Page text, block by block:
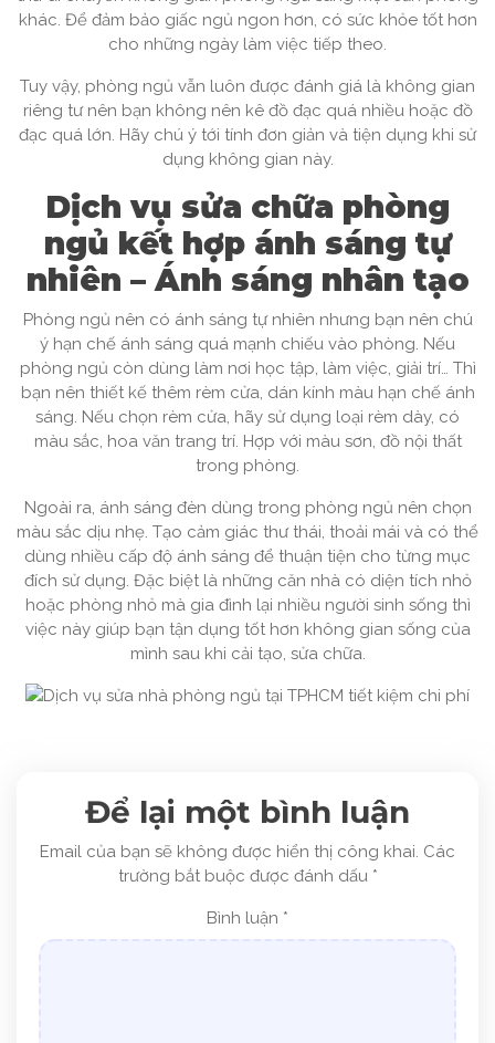
khác. Để đảm bảo giấc ngủ ngon hơn, có sức khỏe tốt hơn
cho những ngày làm việc tiếp theo.
Tuy vậy, phòng ngủ vẫn luôn được đánh giá là không gian
riêng tư nên bạn không nên kê đồ đạc quá nhiều hoặc đồ
đạc quá lớn. Hãy chú ý tới tính đơn giản và tiện dụng khi sử
dụng không gian này.
Dịch vụ sửa chữa phòng
ngủ kết hợp ánh sáng tự
nhiên – Ánh sáng nhân tạo
Phòng ngủ nên có ánh sáng tự nhiên nhưng bạn nên chú
ý hạn chế ánh sáng quá mạnh chiếu vào phòng. Nếu
phòng ngủ còn dùng làm nơi học tập, làm việc, giải trí… Thì
bạn nên thiết kế thêm rèm cửa, dán kính màu hạn chế ánh
sáng. Nếu chọn rèm cửa, hãy sử dụng loại rèm dày, có
màu sắc, hoa văn trang trí. Hợp với màu sơn, đồ nội thất
trong phòng.
Ngoài ra, ánh sáng đèn dùng trong phòng ngủ nên chọn
màu sắc dịu nhẹ. Tạo cảm giác thư thái, thoải mái và có thể
dùng nhiều cấp độ ánh sáng để thuận tiện cho từng mục
đích sử dụng. Đặc biệt là những căn nhà có diện tích nhỏ
hoặc phòng nhỏ mà gia đình lại nhiều người sinh sống thì
việc này giúp bạn tận dụng tốt hơn không gian sống của
mình sau khi cải tạo, sửa chữa.
Để lại một bình luận
Email của bạn sẽ không được hiển thị công khai. Các
trường bắt buộc được đánh dấu *
Bình luận *